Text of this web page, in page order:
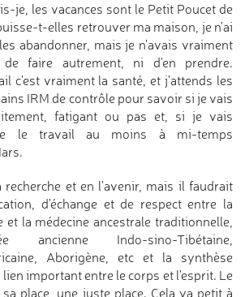
je, les vacances sont le Petit Poucet de
t-elles retrouver ma maison, je n'ai
abandonner, mais je n'avais vraiment
faire autrement, ni d'en prendre.
c'est vraiment la santé, et j'attends les
IRM de contrôle pour savoir si je vais
fatigant ou pas et, si je vais
le travail au moins à mi-temps
recherche et en l'avenir, mais il faudrait
d'échange et de respect entre la
et la médecine ancestrale traditionnelle,
ancienne Indo-sino-Tibétaine,
Aborigène, etc et la synthèse
important entre le corps et l'esprit. Le
place, une juste place. Cela va petit à